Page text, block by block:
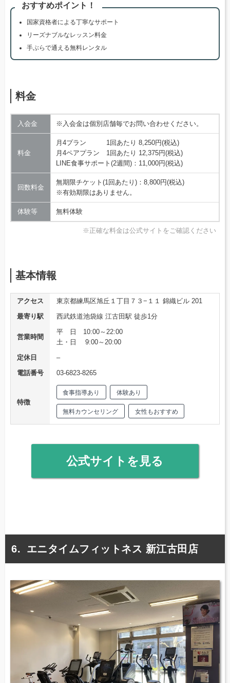
おすすめポイント！
国家資格者による丁寧なサポート
リーズナブルなレッスン料金
手ぶらで通える無料レンタル
料金
入会金 ※入会金は個別店舗毎でお問い合わせください。
料金
月4プラン 1回あたり 8,250円(税込)
月4ペアプラン 1回あたり 12,375円(税込)
LINE食事サポート(2週間)：11,000円(税込)
回数料金
無期限チケット(1回あたり)：8,800円(税込)
※有効期限はありません。
体験等 無料体験
※正確な料金は公式サイトをご確認ください
基本情報
アクセス
東京都練馬区旭丘１丁目７３−１１ 錦織ビル 201
最寄り駅
西武鉄道池袋線 江古田駅 徒歩1分
営業時間
平 日 10:00～22:00
土・日 9:00～20:00
定休日
–
電話番号
03-6823-8265
特徴
食事指導あり 体験あり
無料カウンセリング 女性もおすすめ
公式サイトを見る
エニタイムフィットネス 新江古田店